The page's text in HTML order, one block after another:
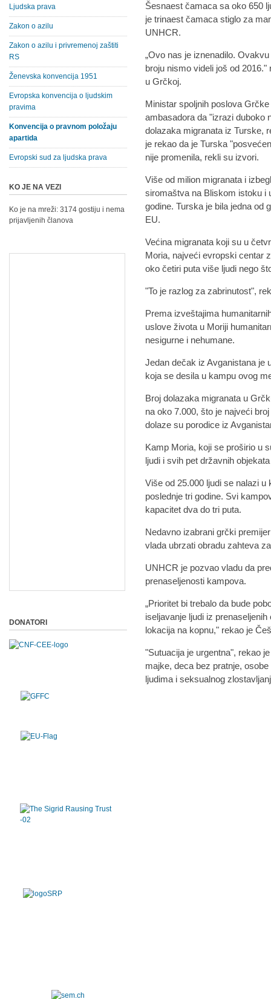
Šesnaest čamaca sa oko 650
je trinaest čamaca stiglo za
UNHCR.
„Ovo nas je iznenadilo.
broju nismo videli još od
u Grčkoj.
Ministar spoljnih poslova
ambasadora da "izrazi duboko
dolazaka migranata iz Turske,
je rekao da je Turska
nije promenila, rekli su izvori.
Više od milion migranata i
siromaštva na Bliskom istoku i
godine. Turska je bila jedna od
EU.
Većina migranata koji su u
Moria, najveći evropski centar
oko četiri puta više ljudi nego
"To je razlog za zabrinutost",
Prema izveštajima
uslove života u Moriji
nesigurne i nehumane.
Jedan dečak iz Avganistana je
koja se desila u kampu ovog
Broj dolazaka migranata u
na oko 7.000, što je najveći
dolaze su porodice iz
Kamp Moria, koji se proširio u
ljudi i svih pet državnih
Više od 25.000 ljudi se nalazi
poslednje tri godine. Svi
kapacitet dva do tri puta.
Nedavno izabrani grčki
vlada ubrzati obradu zahteva
UNHCR je pozvao vladu da
prenaseljenosti kampova.
„Prioritet bi trebalo da bude
iseljavanje ljudi iz
lokacija na kopnu," rekao je
"Sutuacija je urgentna", rekao
majke, deca bez pratnje,
ljudima i seksualnog
Ljudska prava
Zakon o azilu
Zakon o azilu i privremenoj zaštiti
RS
Ženevska konvencija 1951
Evropska konvencija o ljudskim
pravima
Konvencija o pravnom položaju
apartida
Evropski sud za ljudska prava
KO JE NA VEZI
Ko je na mreži: 3174 gostiju i nema
prijavljenih članova
DONATORI